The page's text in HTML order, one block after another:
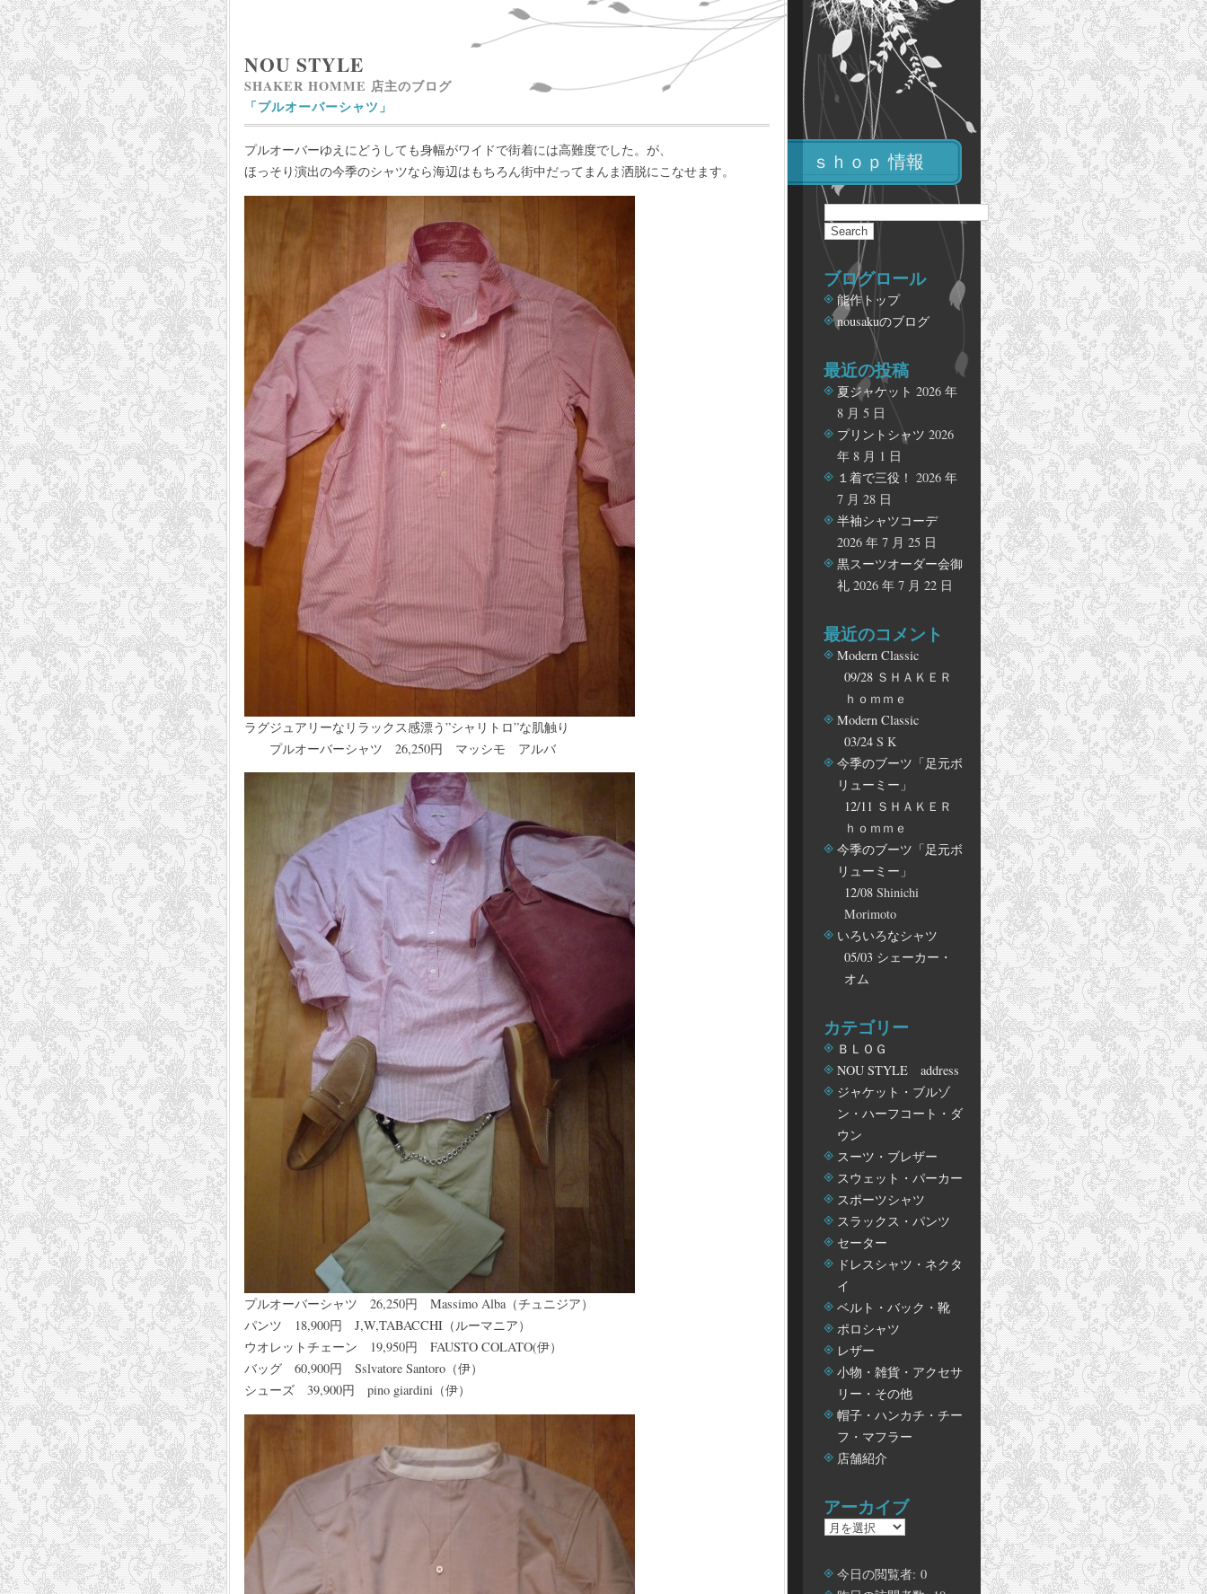
NOU STYLE
SHAKER HOMME 店主のブログ
「プルオーバーシャツ」
プルオーバーゆえにどうしても身幅がワイドで街着には高難度でした。が、
ほっそり演出の今季のシャツなら海辺はもちろん街中だってまんま洒脱にこなせます。
ラグジュアリーなリラックス感漂う”シャリトロ”な肌触り
プルオーバーシャツ 26,250円 マッシモ アルバ
プルオーバーシャツ 26,250円 Massimo Alba（チュニジア）
パンツ 18,900円 J,W,TABACCHI（ルーマニア）
ウオレットチェーン 19,950円 FAUSTO COLATO(伊）
バッグ 60,900円 Sslvatore Santoro（伊）
シューズ 39,900円 pino giardini（伊）
ｓｈｏｐ 情報
ブログロール
能作トップ
nousakuのブログ
最近の投稿
夏ジャケット 2026 年
8 月 5 日
プリントシャツ 2026
年 8 月 1 日
１着で三役！ 2026 年
7 月 28 日
半袖シャツコーデ
2026 年 7 月 25 日
黒スーツオーダー会御
礼 2026 年 7 月 22 日
最近のコメント
Modern Classic
09/28 ＳＨＡＫＥＲ
ｈｏｍｍｅ
Modern Classic
03/24 S K
今季のブーツ「足元ボ
リューミー」
12/11 ＳＨＡＫＥＲ
ｈｏｍｍｅ
今季のブーツ「足元ボ
リューミー」
12/08 Shinichi
Morimoto
いろいろなシャツ
05/03 シェーカー・
オム
カテゴリー
ＢＬＯＧ
NOU STYLE address
ジャケット・ブルゾ
ン・ハーフコート・ダ
ウン
スーツ・ブレザー
スウェット・パーカー
スポーツシャツ
スラックス・パンツ
セーター
ドレスシャツ・ネクタ
イ
ベルト・バック・靴
ポロシャツ
レザー
小物・雑貨・アクセサ
リー・その他
帽子・ハンカチ・チー
フ・マフラー
店舗紹介
アーカイブ
ア
カ 今日の閲覧者: 0